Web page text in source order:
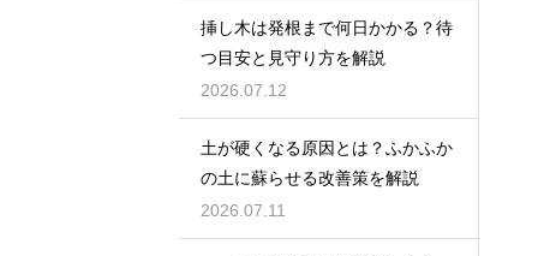
挿し木は発根まで何日かかる？待
つ目安と見守り方を解説
2026.07.12
土が硬くなる原因とは？ふかふか
の土に蘇らせる改善策を解説
2026.07.11